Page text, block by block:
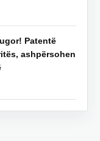
Patentë
ashpërsohen